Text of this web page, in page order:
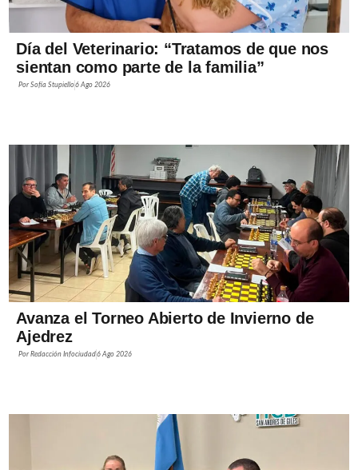
Día del Veterinario: “Tratamos de que nos
sientan como parte de la familia”
PorSofía Stupiello6 Ago 2026
Avanza el Torneo Abierto de Invierno de
Ajedrez
PorRedacción Infociudad6 Ago 2026